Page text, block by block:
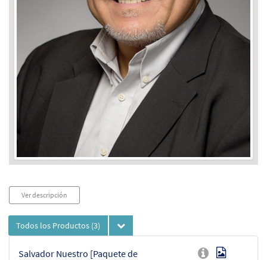
Ver descripción
Todos los Productos (3)
Salvador Nuestro [Paquete de